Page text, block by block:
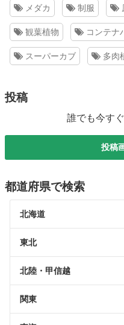
メダカ 制服
観葉植物 コンテナ
スーパーカブ 多肉
投稿
誰でも今す
投稿
都道府県で検索
北海道
東北
北陸・甲信越
関東